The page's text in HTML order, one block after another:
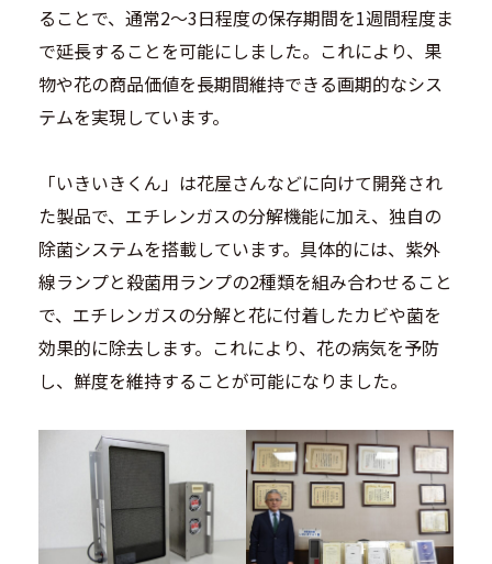
ることで、通常2～3日程度の保存期間を1週間程度ま
で延長することを可能にしました。これにより、果
物や花の商品価値を長期間維持できる画期的なシス
テムを実現しています。
「いきいきくん」は花屋さんなどに向けて開発され
た製品で、エチレンガスの分解機能に加え、独自の
除菌システムを搭載しています。具体的には、紫外
線ランプと殺菌用ランプの2種類を組み合わせること
で、エチレンガスの分解と花に付着したカビや菌を
効果的に除去します。これにより、花の病気を予防
し、鮮度を維持することが可能になりました。